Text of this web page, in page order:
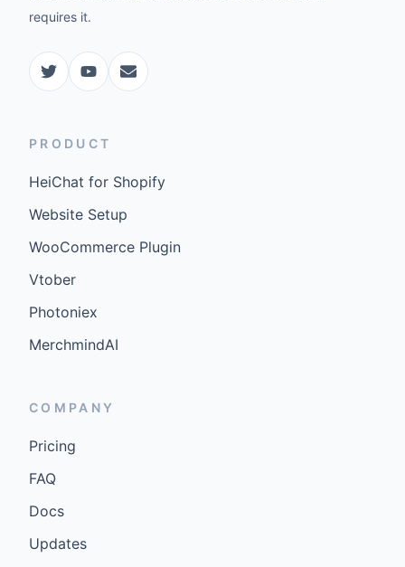
requires it.
PRODUCT
HeiChat for Shopify
Website Setup
WooCommerce Plugin
Vtober
Photoniex
MerchmindAI
COMPANY
Pricing
FAQ
Docs
Updates